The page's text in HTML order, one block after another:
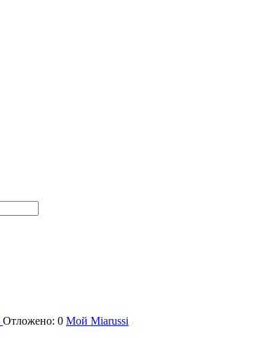
Отложено: 0 Мой Miarussi